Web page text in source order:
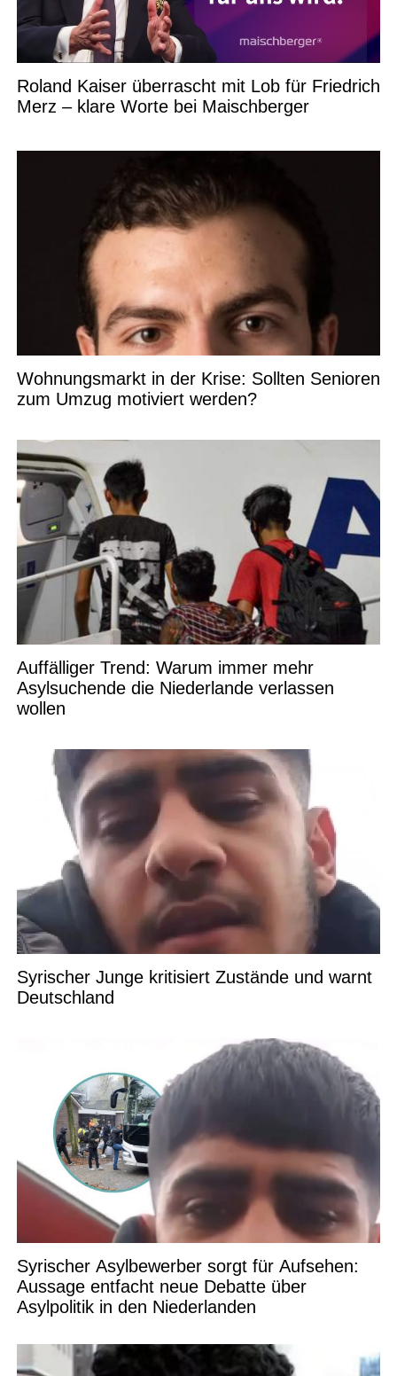
Roland Kaiser überrascht mit Lob für Friedrich
Merz – klare Worte bei Maischberger
Wohnungsmarkt in der Krise: Sollten Senioren
zum Umzug motiviert werden?
Auffälliger Trend: Warum immer mehr
Asylsuchende die Niederlande verlassen
wollen
Syrischer Junge kritisiert Zustände und warnt
Deutschland
Syrischer Asylbewerber sorgt für Aufsehen:
Aussage entfacht neue Debatte über
Asylpolitik in den Niederlanden